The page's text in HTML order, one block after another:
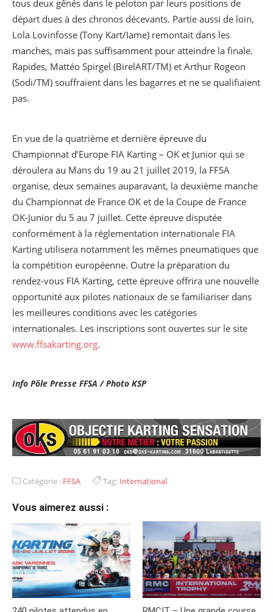
tous deux gênés dans le peloton par leurs positions de
départ dues à des chronos décevants. Partie aussi de loin,
Lola Lovinfosse (Tony Kart/Iame) remontait dans les
manches, mais pas suffisamment pour atteindre la finale.
Rapides, Mattéo Spirgel (BirelART/TM) et Arthur Rogeon
(Sodi/TM) souffraient dans les bagarres et ne se qualifiaient
pas.
En vue de la quatrième et dernière épreuve du
Championnat d’Europe FIA Karting – OK et Junior qui se
déroulera au Mans du 19 au 21 juillet 2019, la FFSA
organise, deux semaines auparavant, la deuxième manche
du Championnat de France OK et de la Coupe de France
OK-Junior du 5 au 7 juillet. Cette épreuve disputée
conformément à la réglementation internationale FIA
Karting utilisera notamment les mêmes pneumatiques que
la compétition européenne. Outre la préparation du
rendez-vous FIA Karting, cette épreuve offrira une nouvelle
opportunité aux pilotes nationaux de se familiariser dans
les meilleures conditions avec les catégories
internationales. Les inscriptions sont ouvertes sur le site
www.ffsakarting.org.
Info Pôle Presse FFSA / Photo KSP
Catégorie : FFSA Tag: International
Vous aimerez aussi :